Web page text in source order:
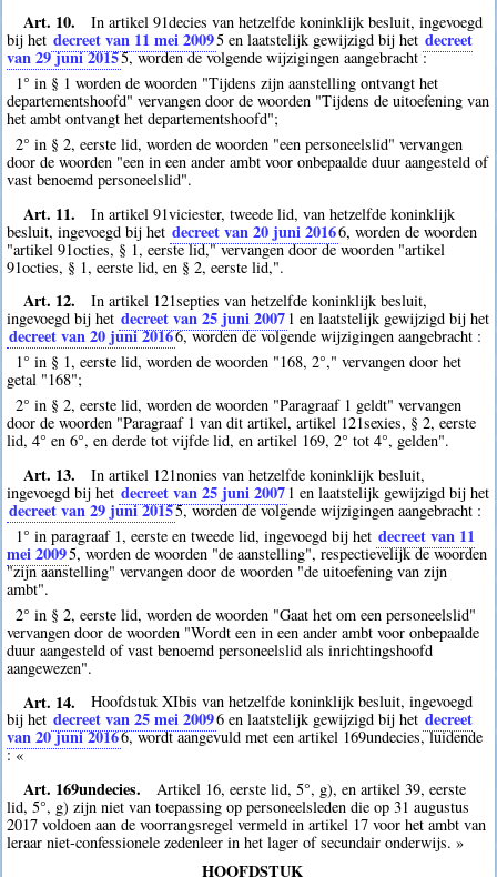
Art. 10.
In artikel 91decies van hetzelfde koninklijk besluit, ingevoegd
bij het decreet van 11 mei 20095 en laatstelijk gewijzigd bij het decreet
van 29 juni 20155, worden de volgende wijzigingen aangebracht :
1° in § 1 worden de woorden "Tijdens zijn aanstelling ontvangt het
departementshoofd" vervangen door de woorden "Tijdens de uitoefening van
het ambt ontvangt het departementshoofd";
2° in § 2, eerste lid, worden de woorden "een personeelslid" vervangen
door de woorden "een in een ander ambt voor onbepaalde duur aangesteld of
vast benoemd personeelslid".
Art. 11.
In artikel 91viciester, tweede lid, van hetzelfde koninklijk
besluit, ingevoegd bij het decreet van 20 juni 20166, worden de woorden
"artikel 91octies, § 1, eerste lid," vervangen door de woorden "artikel
91octies, § 1, eerste lid, en § 2, eerste lid,".
Art. 12.
In artikel 121septies van hetzelfde koninklijk besluit,
ingevoegd bij het decreet van 25 juni 2007 1 en laatstelijk gewijzigd bij het
decreet van 20 juni 20166, worden de volgende wijzigingen aangebracht :
1° in § 1, eerste lid, worden de woorden "168, 2°," vervangen door het
getal "168";
2° in § 2, eerste lid, worden de woorden "Paragraaf 1 geldt" vervangen
door de woorden "Paragraaf 1 van dit artikel, artikel 121sexies, § 2, eerste
lid, 4° en 6°, en derde tot vijfde lid, en artikel 169, 2° tot 4°, gelden".
Art. 13.
In artikel 121nonies van hetzelfde koninklijk besluit,
ingevoegd bij het decreet van 25 juni 2007 1 en laatstelijk gewijzigd bij het
decreet van 29 juni 20155, worden de volgende wijzigingen aangebracht :
1° in paragraaf 1, eerste en tweede lid, ingevoegd bij het decreet van 11
mei 20095, worden de woorden "de aanstelling", respectievelijk de woorden
"zijn aanstelling" vervangen door de woorden "de uitoefening van zijn
ambt".
2° in § 2, eerste lid, worden de woorden "Gaat het om een personeelslid"
vervangen door de woorden "Wordt een in een ander ambt voor onbepaalde
duur aangesteld of vast benoemd personeelslid als inrichtingshoofd
aangewezen".
Art. 14.
Hoofdstuk XIbis van hetzelfde koninklijk besluit, ingevoegd
bij het decreet van 25 mei 20096 en laatstelijk gewijzigd bij het decreet
van 20 juni 20166, wordt aangevuld met een artikel 169undecies, luidende
: «
Art. 169undecies.
Artikel 16, eerste lid, 5°, g), en artikel 39, eerste
lid, 5°, g) zijn niet van toepassing op personeelsleden die op 31 augustus
2017 voldoen aan de voorrangsregel vermeld in artikel 17 voor het ambt van
leraar niet-confessionele zedenleer in het lager of secundair onderwijs. »
HOOFDSTUK